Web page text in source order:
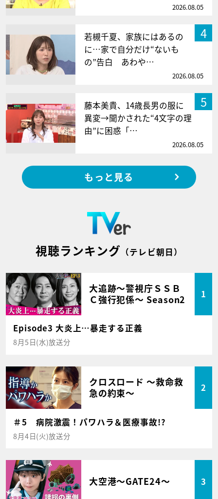
2026.08.05
4
若槻千夏、家族にはあるの
に…家で自分だけ“ないも
の”告白 あわや…
2026.08.05
5
藤本美貴、14歳長男の服に
異変→聞かされた“4文字の理
由”に困惑「…
2026.08.05
もっと見る
視聴ランキング （テレビ朝日）
大追跡～警視庁ＳＳＢ
Ｃ強行犯係～ Season2
1
Episode3 大炎上…暴走する正義
8月5日(水)放送分
クロスロード ～救命救
急の約束～
2
＃5 病院激震！パワハラ＆医療事故!?
8月4日(火)放送分
大空港～GATE24～ 3